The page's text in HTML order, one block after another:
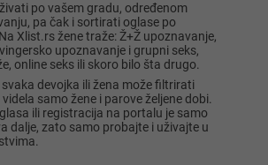
po vašem gradu, određenom
pa čak i sortirati oglase po
Xlist.rs žene traže: Ž+Ž upoznavanje,
upoznavanje i grupni seks,
online seks ili skoro bilo šta drugo.
devojka ili žena može filtrirati
samo žene i parove željene dobi.
ili registracija na portalu je samo
dalje, zato samo probajte i uživajte u